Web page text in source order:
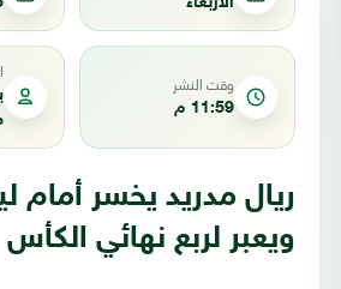
وقت النشر
11:59 م
ريال مدريد يخسر أمام
ويعبر لربع نهائي الكأس